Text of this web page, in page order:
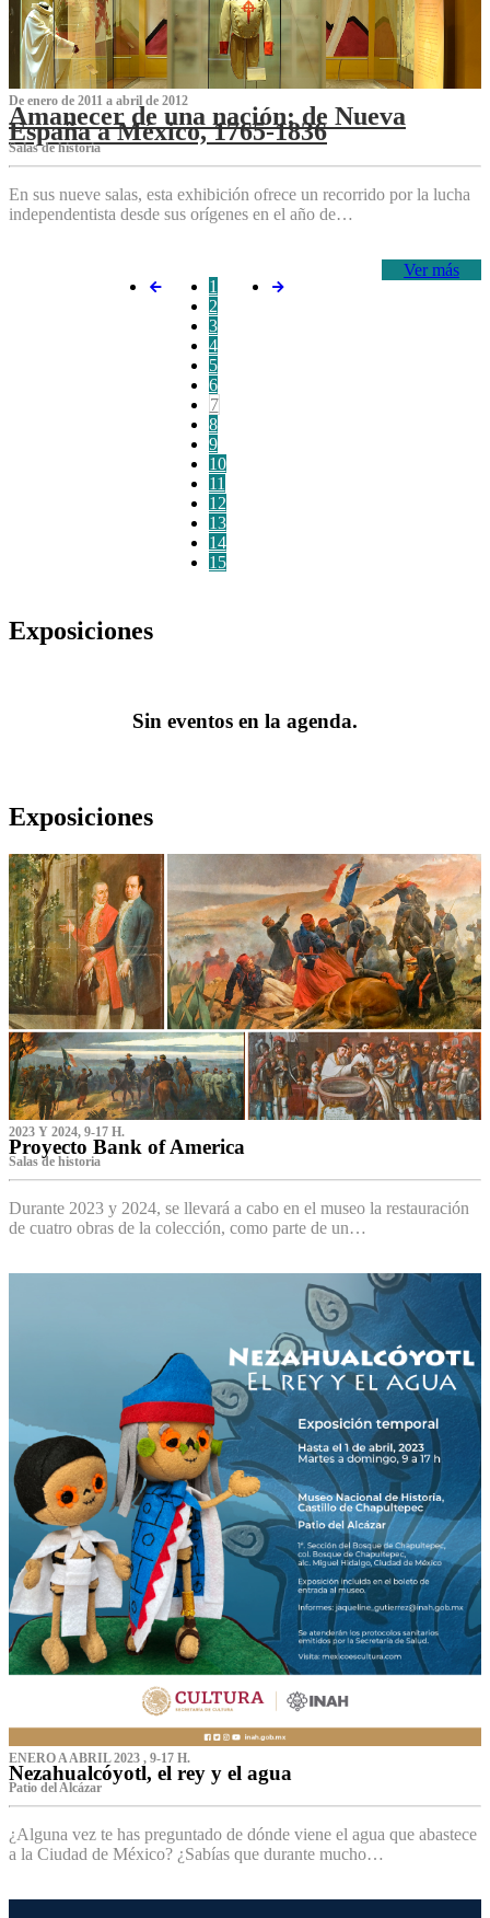
De enero de 2011 a abril de 2012
Amanecer de una nación: de Nueva
España a México, 1765-1836
Salas de historia
En sus nueve salas, esta exhibición ofrece un recorrido por la lucha
independentista desde sus orígenes en el año de…
Ver más
1
2
3
4
5
6
7
8
9
10
11
12
13
14
15
Exposiciones
Sin eventos en la agenda.
Exposiciones
2023 Y 2024, 9-17 H.
Proyecto Bank of America
S‌alas de historia
Durante 2023 y 2024, se llevará a cabo en el museo la restauración
de cuatro obras de la colección, como parte de un…
ENERO A ABRIL 2023 , 9-17 H.
Nezahualcóyotl, el rey y el agua
Patio del Alcázar
¿Alguna vez te has preguntado de dónde viene el agua que abastece
a la Ciudad de México? ¿Sabías que durante mucho…